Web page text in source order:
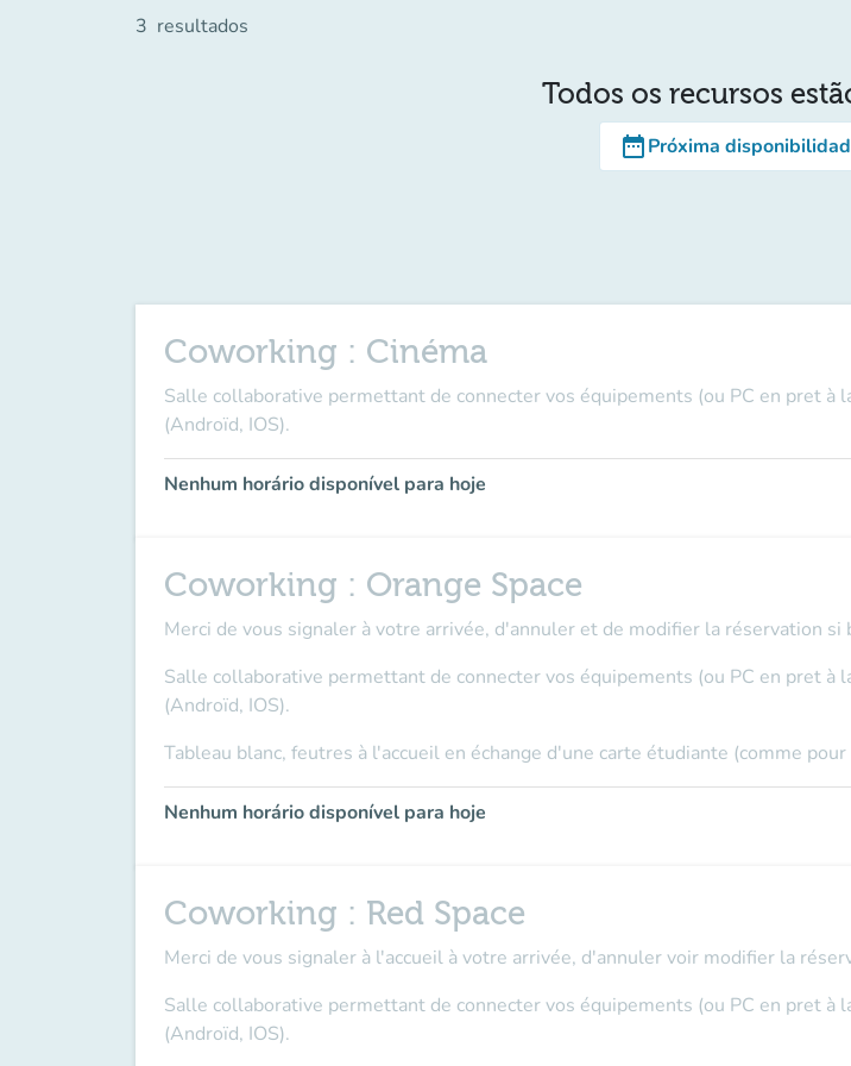
3 resultados
Todos os recursos
date_rangePróxima
Coworking : Cinéma
Salle collaborative permettant de connecter vos équipements (ou PC en pret à
(Androïd, IOS).
Nenhum horário disponível para hoje
Coworking : Orange Space
Merci de vous signaler à votre arrivée, d'annuler et de modifier la réservation si
Salle collaborative permettant de connecter vos équipements (ou PC en pret à
(Androïd, IOS).
Tableau blanc, feutres à l'accueil en échange d'une carte étudiante (comme
Nenhum horário disponível para hoje
Coworking : Red Space
Merci de vous signaler à l'accueil à votre arrivée, d'annuler voir modifier la
Salle collaborative permettant de connecter vos équipements (ou PC en pret à
(Androïd, IOS).